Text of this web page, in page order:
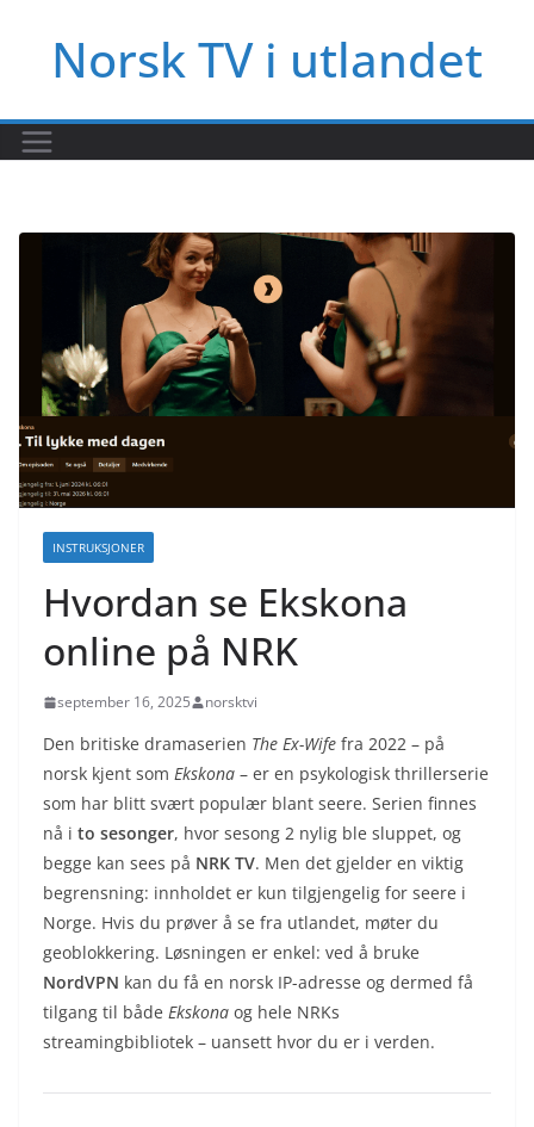
innholdetNorsk TV i utlandet
INSTRUKSJONER
Hvordan se Ekskona
online på NRK
september 16, 2025 norsktvi
Den britiske dramaserien The Ex-Wife fra 2022 – på
norsk kjent som Ekskona – er en psykologisk thrillerserie
som har blitt svært populær blant seere. Serien finnes
nå i to sesonger, hvor sesong 2 nylig ble sluppet, og
begge kan sees på NRK TV. Men det gjelder en viktig
begrensning: innholdet er kun tilgjengelig for seere i
Norge. Hvis du prøver å se fra utlandet, møter du
geoblokkering. Løsningen er enkel: ved å bruke
NordVPN kan du få en norsk IP-adresse og dermed få
tilgang til både Ekskona og hele NRKs
streamingbibliotek – uansett hvor du er i verden.